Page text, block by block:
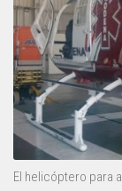
El helicóptero para